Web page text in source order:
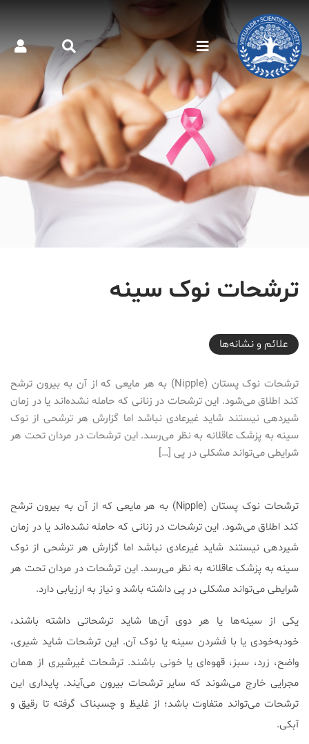
ترشحات نوک سینه
2017-02-21T09:00:17+03:30
علائم و نشانه‌ها
ترشحات نوک پستان (Nipple) به هر مایعی که از آن به بیرون ترشح
کند اطلاق می‌شود. این ترشحات در زنانی که حامله نشده‌اند یا در زمان
شیردهی نیستند شاید غیرعادی نباشد اما گزارش هر ترشحی از نوک
سینه به پزشک عاقلانه به نظر می‌رسد. این ترشحات در مردان تحت هر
شرایطی می‌تواند مشکلی در پی […]
ترشحات نوک پستان (Nipple) به هر مایعی که از آن به بیرون ترشح
کند اطلاق می‌شود. این ترشحات در زنانی که حامله نشده‌اند یا در زمان
شیردهی نیستند شاید غیرعادی نباشد اما گزارش هر ترشحی از نوک
سینه به پزشک عاقلانه به نظر می‌رسد. این ترشحات در مردان تحت هر
شرایطی می‌تواند مشکلی در پی داشته باشد و نیاز به ارزیابی دارد.
یکی از سینه‌ها یا هر دوی آن‌ها شاید ترشحاتی داشته باشند،
خودبه‌خودی یا با فشردن سینه یا نوک آن. این ترشحات شاید شیری،
واضح، زرد، سبز، قهوه‌ای یا خونی باشند. ترشحات غیرشیری از همان
مجرایی خارج می‌شوند که سایر ترشحات بیرون می‌آیند. پایداری این
ترشحات می‌تواند متفاوت باشد؛ از غلیظ و چسبناک گرفته تا رقیق و
آبکی.